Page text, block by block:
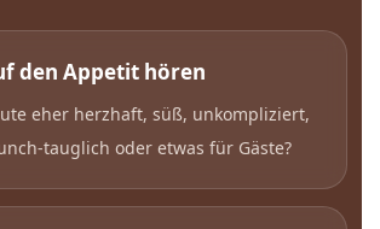
den Appetit hören
eher herzhaft, süß, unkompliziert,
tauglich oder etwas für Gäste?